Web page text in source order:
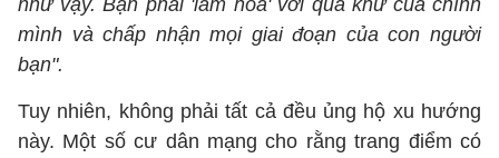
như vậy. Bạn phải 'làm hòa' với quá khứ của chính
mình và chấp nhận mọi giai đoạn của con người
bạn".
Tuy nhiên, không phải tất cả đều ủng hộ xu hướng
này. Một số cư dân mạng cho rằng trang điểm có